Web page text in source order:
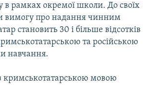
в рамках окремої школи. До своїх
вимогу про надання чинним
становить 30 і більше відсотків
та російською
навчання.
кримськотатарською мовою